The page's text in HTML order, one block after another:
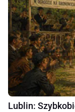
Lublin: